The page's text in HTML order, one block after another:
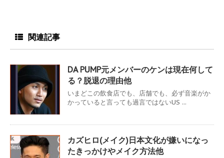
関連記事
DA PUMP元メンバーのケンは現在何して
る？脱退の理由他
いまどこの飲食店でも、店舗でも、必ず音楽がか
かっていると言っても過言ではないUS ...
カズヒロ(メイク)日本文化が嫌いになっ
たきっかけやメイク方法他